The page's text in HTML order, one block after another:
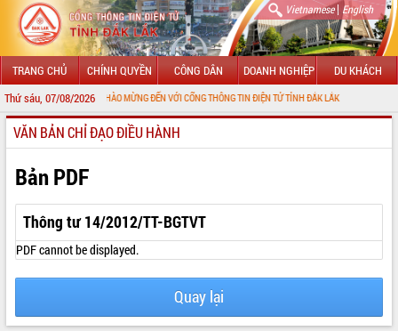
Vietnamese| English
TRANG CHỦ CHÍNH QUYỀN CÔNG DÂN DOANH NGHIỆP DU KHÁCH
Thứ sáu, 07/08/2026CHÀO MỪNG ĐẾN VỚI CỔNG THÔNG TIN ĐIỆN TỬ TỈNH ĐẮK LẮK
GIỚI THIỆU
LÃNH ĐẠO UBND TỈNH
TIN TỨC SỰ KIỆN
SỞ, BAN, NGÀNH
UBND CÁC XÃ, PHƯỜNG
THÔNG TIN CHỈ ĐẠO ĐIỀU HÀNH
VĂN BẢN CHỈ ĐẠO ĐIỀU HÀNH
Bản PDF
Thông tư 14/2012/TT-BGTVT
PDF cannot be displayed.
Quay lại